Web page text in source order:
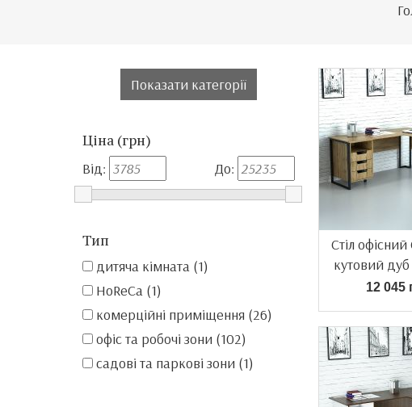
Показати категорії
Ціна (грн)
Від: До:
Тип
дитяча кімната (1)
HoReCa (1)
комерційні приміщення (26)
офіс та робочі зони (102)
садові та паркові зони (1)
Стіл
кутовий дуб
12 045